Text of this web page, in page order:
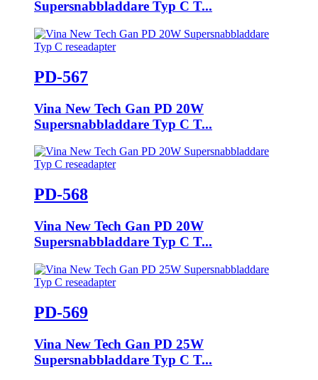
Supersnabbladdare Typ C T...
PD-567
Vina New Tech Gan PD 20W
Supersnabbladdare Typ C T...
PD-568
Vina New Tech Gan PD 20W
Supersnabbladdare Typ C T...
PD-569
Vina New Tech Gan PD 25W
Supersnabbladdare Typ C T...